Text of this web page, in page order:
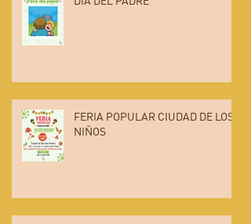
FERIA POPULAR CIUDAD DE LOS
NIÑOS